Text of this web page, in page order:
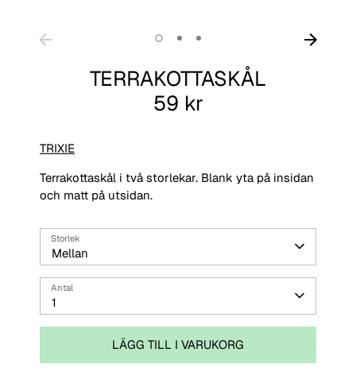
TERRAKOTTASKÅL
59 kr
TRIXIE
Terrakottaskål i två storlekar. Blank yta på insidan
och matt på utsidan.
Storlek
Mellan
Antal
1
LÄGG TILL I VARUKORG